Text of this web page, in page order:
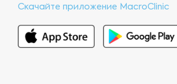
Скачайте приложение MacroClinic